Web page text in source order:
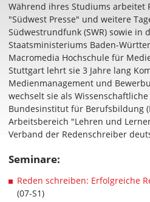
Während ihres Studiums arbeitet
"Südwest Presse" und weitere
Südwestrundfunk (SWR) sowie in
Staatsministeriums Baden-
Macromedia Hochschule für
Stuttgart lehrt sie 3 Jahre lang
Medienmanagement und
wechselt sie als
Bundesinstitut für Berufsbildung
Arbeitsbereich "Lehren und
Verband der Redenschreiber
Seminare:
Reden schreiben: Erfolgreiche
(07-S1)